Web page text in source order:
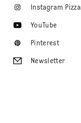
Instagram Pizza
YouTube
Pinterest
Newsletter